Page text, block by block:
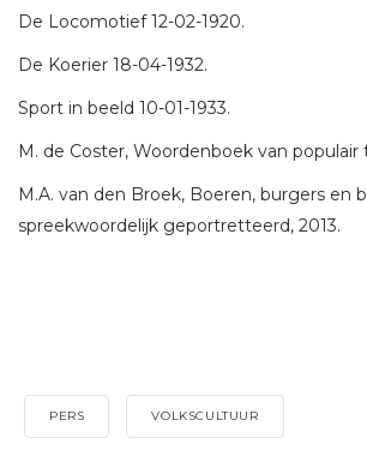
De Locomotief 12-02-1920.
De Koerier 18-04-1932.
Sport in beeld 10-01-1933.
M. de Coster, Woordenboek van populair
M.A. van den Broek, Boeren, burgers en
spreekwoordelijk geportretteerd, 2013.
PERS VOLKSCULTUUR